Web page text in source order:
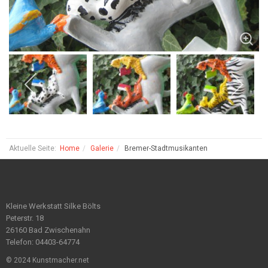
Aktuelle Seite: Home Galerie Bremer-Stadtmusikanten
Kleine Werkstatt Silke Bölts
Peterstr. 18
26160 Bad Zwischenahn
Telefon: 04403-64774
© 2024 Kunstmacher.net